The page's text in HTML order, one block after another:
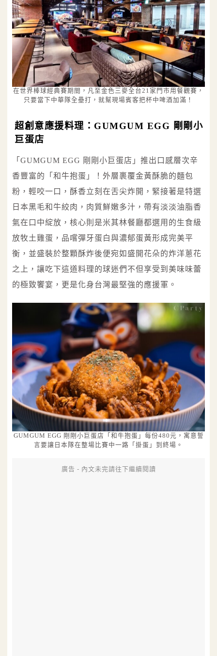
在世界棒球經典賽期間，凡至金色三麥全台21家門市用餐觀賽，
只要當下中華隊全壘打，就幫現場賓客把杯中啤酒加滿！
超創意應援料理：GUMGUM EGG 剛剛小
巨蛋店
「GUMGUM EGG 剛剛小巨蛋店」推出口感層次辛
香豐富的「和牛抱蛋」！外層裹覆金黃酥脆的麵包
粉，輕咬一口，酥香立刻在舌尖炸開，緊接著是特選
日本黑毛和牛絞肉，肉質鮮嫩多汁，帶有淡淡油脂香
氣在口中綻放，核心則是米其林餐廳都選用的生食級
放牧土雞蛋，品嚐彈牙蛋白與濃郁蛋黃形成完美平
衡，並盛裝於整顆酥炸後便宛如盛開花朵的炸洋蔥花
之上，讓吃下這道料理的球迷們不但享受到美味味蕾
的極致饗宴，更是化身台灣最堅強的應援軍。
GUMGUM EGG 剛剛小巨蛋店「和牛抱蛋」每份480元，寓意誓
言要讓日本隊在整場比賽中一路「掛蛋」到終場。
廣告 - 內文未完請往下繼續閱讀